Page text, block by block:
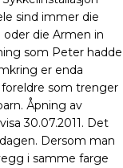
sind immer die
oder die Armen in
som Peter hadde
er enda
som trenger
Åpning av
30.07.2011. Det
Dersom man
i samme farge